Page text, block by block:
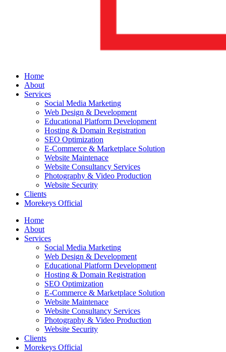
Home
About
Services
Social Media Marketing
Web Design & Development
Educational Platform Development
Hosting & Domain Registration
SEO Optimization
E-Commerce & Marketplace Solution
Website Maintenace
Website Consultancy Services
Photography & Video Production
Website Security
Clients
Morekeys Official
Home
About
Services
Social Media Marketing
Web Design & Development
Educational Platform Development
Hosting & Domain Registration
SEO Optimization
E-Commerce & Marketplace Solution
Website Maintenace
Website Consultancy Services
Photography & Video Production
Website Security
Clients
Morekeys Official